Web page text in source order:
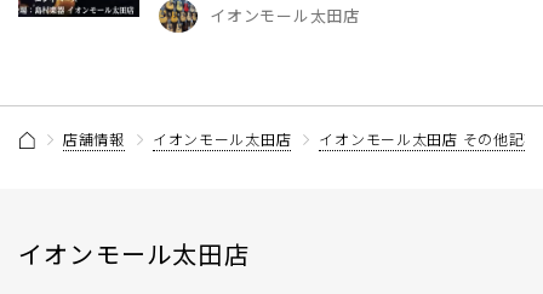
イオンモール太田店
店舗情報 イオンモール太田店 イオンモール太田店 その他記
イオンモール太田店